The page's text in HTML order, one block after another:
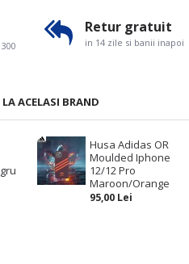
LA ACELASI BRAND
Husa Adidas OR
Moulded Iphone
12/12 Pro
Maroon/Orange
95,00 Lei
Retur gratuit
in 14 zile si banii inapoi